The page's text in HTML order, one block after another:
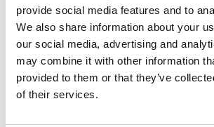
provide social media features and to
We also share information about your
our social media, advertising and
may combine it with other information
provided to them or that they’ve
of their services.
Imunitate si energie
Distribuie articolul